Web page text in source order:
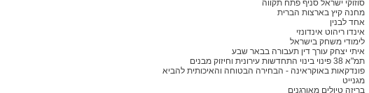
סוזוקי ישראל סניף פתח תקווה
מחנה קיץ בארצות הברית
אחד לבנין
אינדו ריהוט אינדונזי
לימודי משחק בישראל
איתי יצחק עורך דין תעבורה בבאר שבע
תמ"א 38 פינוי בינוי התחדשות עירונית וחיזוק מבנים
פונדקאות באוקראינה - הבחירה הבטוחה והאיכותית להביא
מגנייט
בריזה טיולים מאורגנים